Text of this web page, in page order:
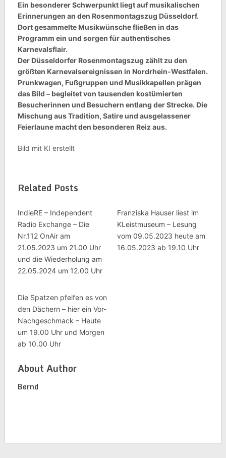
Ein besonderer Schwerpunkt liegt auf musikalischen
Erinnerungen an den Rosenmontagszug Düsseldorf.
Dort gesammelte Musikwünsche fließen in das
Programm ein und sorgen für authentisches
Karnevalsflair.
Der Düsseldorfer Rosenmontagszug zählt zu den
größten Karnevalsereignissen in Nordrhein-Westfalen.
Prunkwagen, Fußgruppen und Musikkapellen prägen
das Bild – begleitet von tausenden kostümierten
Besucherinnen und Besuchern entlang der Strecke. Die
Mischung aus Tradition, Satire und ausgelassener
Feierlaune macht den besonderen Reiz aus.
Bild mit KI erstellt
Related Posts
IndieRE – Independent
Radio Exchange – Die
Nr.112 OnAir am
21.05.2023 um 21.00 Uhr
und die Wiederholung am
22.05.2024 um 12.00 Uhr
Franziska Hauser liest im
KLeistmuseum – Lesung
vom 09.05.2023 heute am
16.05.2023 ab 19.10 Uhr
Die Spatzen pfeifen es von
den Dächern – hier ein Vor-
Nachgeschmack – Heute
um 19.00 Uhr und Morgen
ab 10.00 Uhr
About Author
Bernd